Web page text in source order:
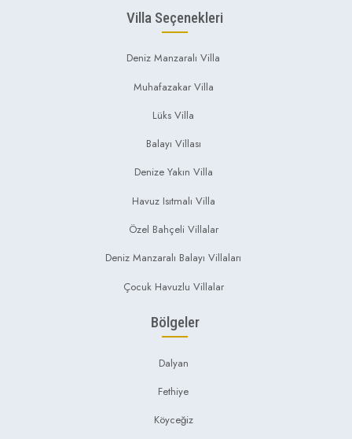
Villa Seçenekleri
Deniz Manzaralı Villa
Muhafazakar Villa
Lüks Villa
Balayı Villası
Denize Yakın Villa
Havuz Isıtmalı Villa
Özel Bahçeli Villalar
Deniz Manzaralı Balayı Villaları
Çocuk Havuzlu Villalar
Bölgeler
Dalyan
Fethiye
Köyceğiz